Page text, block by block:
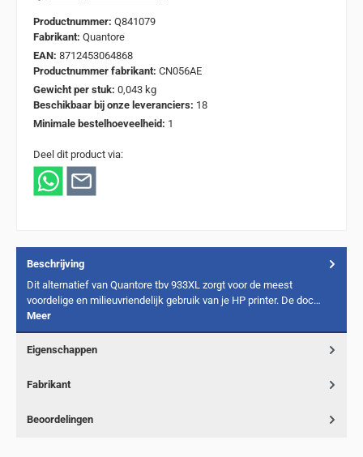
Productnummer: Q841079
Fabrikant: Quantore
EAN: 8712453064868
Productnummer fabrikant: CN056AE
Gewicht per stuk: 0,043 kg
Beschikbaar bij onze leveranciers: 18
Minimale bestelhoeveelheid: 1
Deel dit product via:
Beschrijving
Dit alternatief van Quantore tbv 933XL zorgt voor de meest
voordelige en milieuvriendelijk gebruik van je HP printer. De doc…
Meer
Eigenschappen
Fabrikant
Beoordelingen